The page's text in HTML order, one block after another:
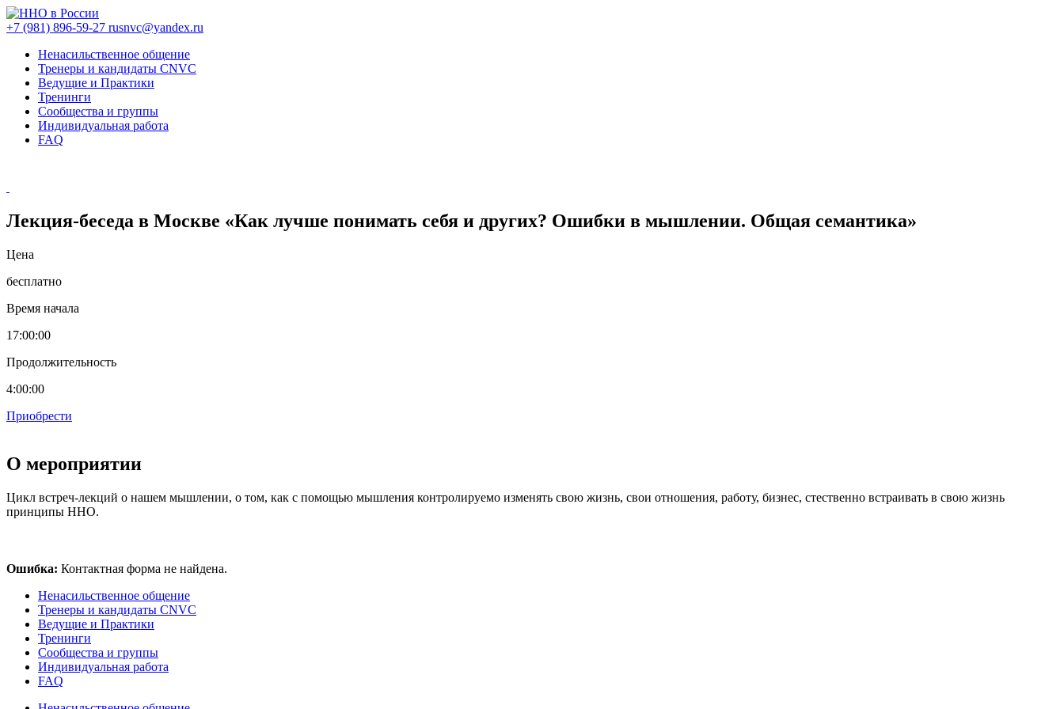
+7 (981) 896-59-27 rusnvc@yandex.ru
Ненасильственное общение
Тренеры и кандидаты CNVC
Ведущие и Практики
Тренинги
Сообщества и группы
Индивидуальная работа
FAQ
Лекция-беседа в Москве «Как лучше понимать себя и других? Ошибки в мышлении. Общая семантика»
Цена
бесплатно
Время начала
17:00:00
Продолжительность
4:00:00
Приобрести
О мероприятии
Цикл встреч-лекций о нашем мышлении, о том, как с помощью мышления контролируемо изменять свою жизнь, свои отношения, работу, бизнес, стественно встраивать в свою жизнь
принципы ННО.
Ошибка: Контактная форма не найдена.
Ненасильственное общение
Тренеры и кандидаты CNVC
Ведущие и Практики
Тренинги
Сообщества и группы
Индивидуальная работа
FAQ